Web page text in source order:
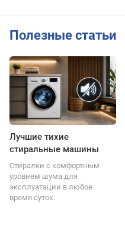
Полезные статьи
Лучшие тихие
стиральные машины
Стиралки с комфортным
уровнем шума для
эксплуатации в любое
время суток.